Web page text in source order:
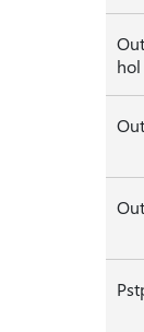
hol